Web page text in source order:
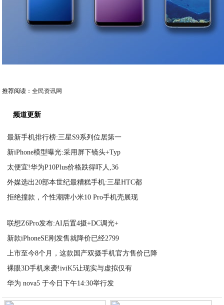
新iPhone模型曝光:采用屏下镜头+Typ
太便宜!华为P10Plus价格跌得吓人,36
外媒选出20部本世纪最糟糕手机:三星HTC都
拒绝撞款，个性潮牌小米10 Pro手机壳展现
新款iPhoneSE刚发售就降价已经2799
上市至今8个月，这款国产双摄手机官方售价已降
裸眼3D手机来袭!iviK5让现实与虚拟仅有
华为 nova5 于今日下午14:30举行发